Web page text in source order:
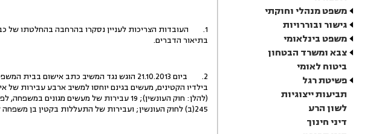
משפט מנהלי וחוקתי
גישור ובוררויות
משפט בינלאומי
צבא ומשרד הבטחון
ביטוח לאומי
פשיטת רגל
תביעות ייצוגיות
לשון הרע
דיני חינוך
בתיאור הדברים.
2. ביום 21.10.2013 הוגש נגד המשיב כתב
245(ב) לחוק העונשין; ועבירות של התעללות בקטין בן משפחה לפי סעיף 368ג סיפא לחוק העונשין.